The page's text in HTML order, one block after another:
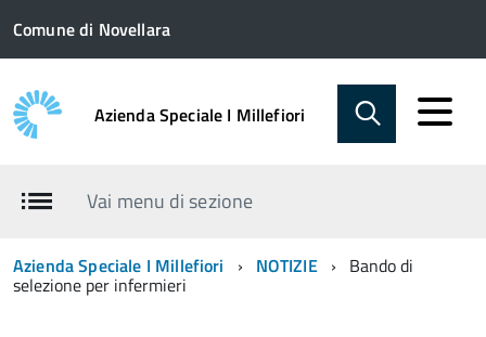
Comune di Novellara
Azienda Speciale I Millefiori
Vai menu di sezione
Azienda Speciale I Millefiori NOTIZIE Bando di
selezione per infermieri